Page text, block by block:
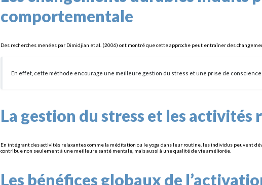
comportementale
Des recherches menées par Dimidjian et al. (2006) ont montré que cette approche peut entraîner des
En effet, cette méthode encourage une meilleure gestion du stress et une prise de conscience
La gestion du stress et les activités
En intégrant des activités relaxantes comme la méditation ou le yoga dans leur routine, les individus peuvent
contribue non seulement à une meilleure santé mentale, mais aussi à une qualité de vie améliorée.
Les bénéfices globaux de